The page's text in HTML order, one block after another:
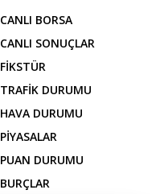
CANLI BORSA
CANLI SONUÇLAR
FİKSTÜR
TRAFİK DURUMU
HAVA DURUMU
PİYASALAR
PUAN DURUMU
BURÇLAR